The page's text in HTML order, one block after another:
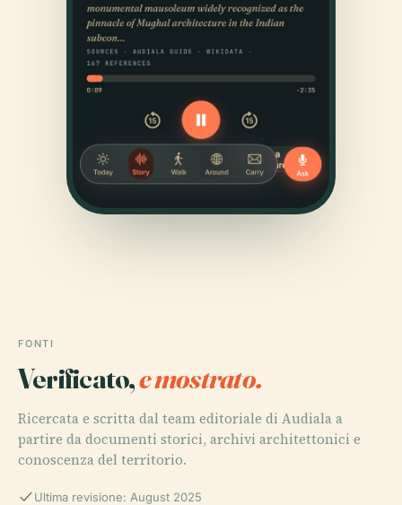
FONTI
Verificato,e mostrato.
Ricercata e scritta dal team editoriale di Audiala a
partire da documenti storici, archivi architettonici e
conoscenza del territorio.
Ultima revisione: August 2025